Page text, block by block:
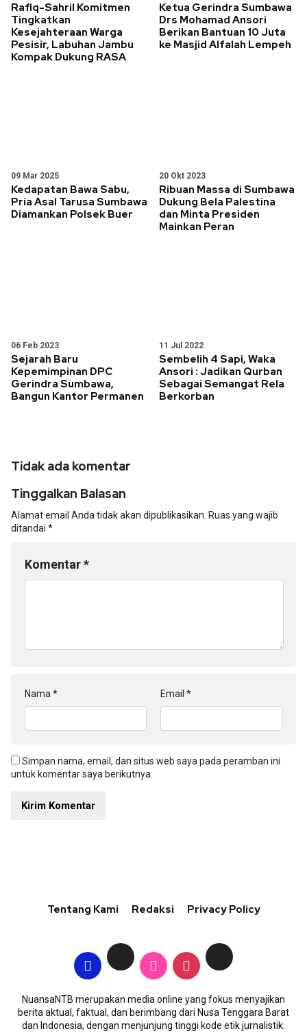
Rafiq-Sahril Komitmen
Tingkatkan
Kesejahteraan Warga
Pesisir, Labuhan Jambu
Kompak Dukung RASA
Ketua Gerindra Sumbawa
Drs Mohamad Ansori
Berikan Bantuan 10 Juta
ke Masjid Alfalah Lempeh
09 Mar 2025
Kedapatan Bawa Sabu,
Pria Asal Tarusa Sumbawa
Diamankan Polsek Buer
20 Okt 2023
Ribuan Massa di Sumbawa
Dukung Bela Palestina
dan Minta Presiden
Mainkan Peran
06 Feb 2023
Sejarah Baru
Kepemimpinan DPC
Gerindra Sumbawa,
Bangun Kantor Permanen
11 Jul 2022
Sembelih 4 Sapi, Waka
Ansori : Jadikan Qurban
Sebagai Semangat Rela
Berkorban
Tidak ada komentar
Tinggalkan Balasan
Alamat email Anda tidak akan dipublikasikan. Ruas yang wajib
ditandai *
Komentar*
Nama * Email *
Simpan nama, email, dan situs web saya pada peramban ini
untuk komentar saya berikutnya.
Tentang Kami Redaksi Privacy Policy
NuansaNTB merupakan media online yang fokus menyajikan
berita aktual, faktual, dan berimbang dari Nusa Tenggara Barat
dan Indonesia, dengan menjunjung tinggi kode etik jurnalistik.